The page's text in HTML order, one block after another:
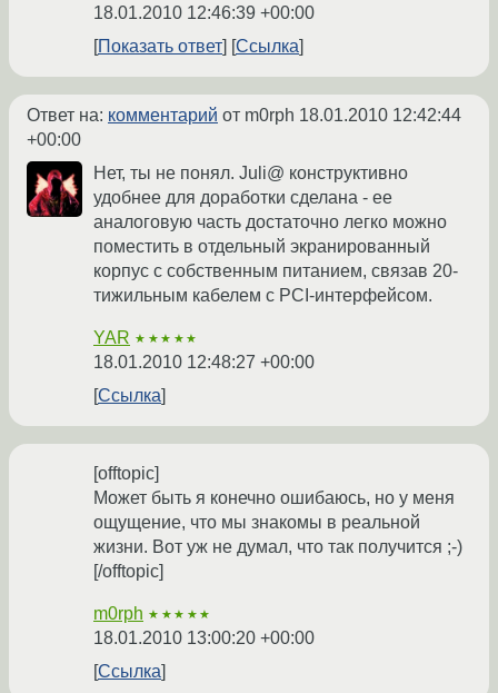
18.01.2010 12:46:39 +00:00
Показать ответ
Ссылка
Ответ на: комментарий от m0rph 18.01.2010 12:42:44
+00:00
Нет, ты не понял. Juli@ конструктивно
удобнее для доработки сделана - ее
аналоговую часть достаточно легко можно
поместить в отдельный экранированный
корпус с собственным питанием, связав 20-
тижильным кабелем с PCI-интерфейсом.
YAR ★★★★★
18.01.2010 12:48:27 +00:00
Ссылка
[offtopic]
Может быть я конечно ошибаюсь, но у меня
ощущение, что мы знакомы в реальной
жизни. Вот уж не думал, что так получится ;-)
[/offtopic]
m0rph ★★★★★
18.01.2010 13:00:20 +00:00
Ссылка